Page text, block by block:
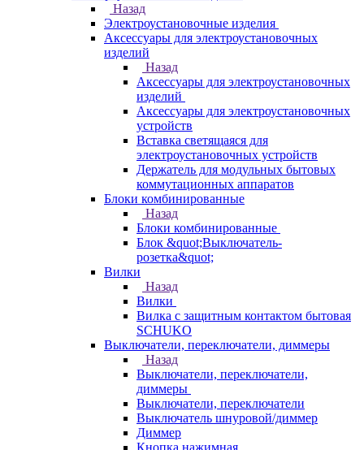
Назад
Электроустановочные изделия
Аксессуары для электроустановочных
изделий
Назад
Аксессуары для электроустановочных
изделий
Аксессуары для электроустановочных
устройств
Вставка светящаяся для
электроустановочных устройств
Держатель для модульных бытовых
коммутационных аппаратов
Блоки комбинированные
Назад
Блоки комбинированные
Блок &quot;Выключатель-
розетка&quot;
Вилки
Назад
Вилки
Вилка с защитным контактом бытовая
SCHUKO
Выключатели, переключатели, диммеры
Назад
Выключатели, переключатели,
диммеры
Выключатели, переключатели
Выключатель шнуровой/диммер
Диммер
Кнопка нажимная